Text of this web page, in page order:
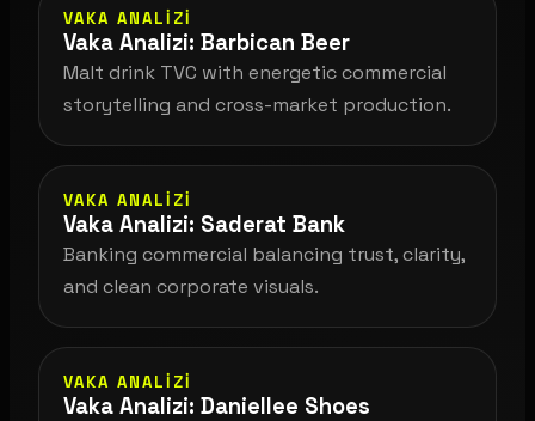
VAKA ANALIZI
Vaka Analizi: Barbican Beer
Malt drink TVC with energetic commercial
storytelling and cross-market production.
VAKA ANALIZI
Vaka Analizi: Saderat Bank
Banking commercial balancing trust, clarity,
and clean corporate visuals.
VAKA ANALIZI
Vaka Analizi: Daniellee Shoes